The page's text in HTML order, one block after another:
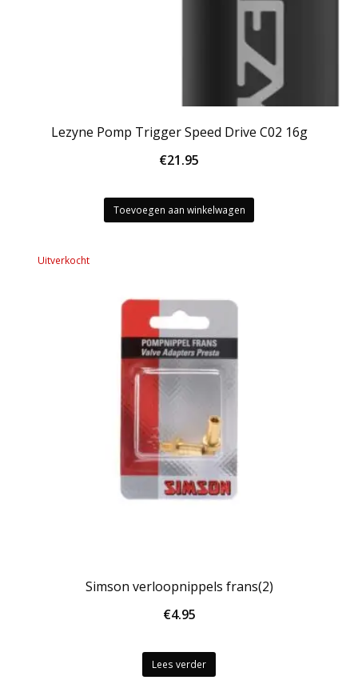
Lezyne Pomp Trigger Speed Drive C02 16g
€21.95
Toevoegen aan winkelwagen
Uitverkocht
Simson verloopnippels frans(2)
€4.95
Lees verder